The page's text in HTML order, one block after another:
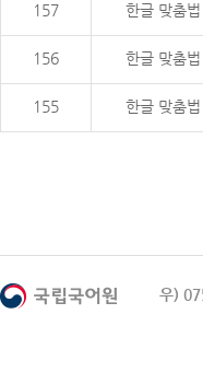
157 한글 맞춤법
156 한글 맞춤법
155 한글 맞춤법
우)